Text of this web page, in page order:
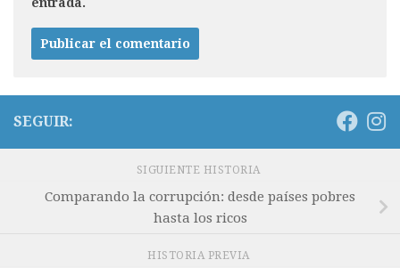
entrada.
SEGUIR:
SIGUIENTE HISTORIA
Comparando la corrupción: desde países pobres
hasta los ricos
HISTORIA PREVIA